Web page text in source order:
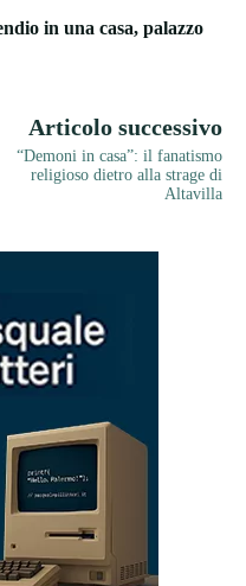
in una casa, palazzo
Articolo successivo
“Demoni in casa”: il fanatismo
religioso dietro alla strage di
Altavilla